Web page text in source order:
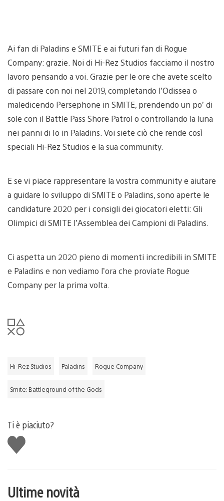
Ai fan di Paladins e SMITE e ai futuri fan di Rogue
Company: grazie. Noi di Hi-Rez Studios facciamo il nostro
lavoro pensando a voi. Grazie per le ore che avete scelto
di passare con noi nel 2019, completando l’Odissea o
maledicendo Persephone in SMITE, prendendo un po’ di
sole con il Battle Pass Shore Patrol o controllando la luna
nei panni di Io in Paladins. Voi siete ciò che rende così
speciali Hi-Rez Studios e la sua community.
E se vi piace rappresentare la vostra community e aiutare
a guidare lo sviluppo di SMITE o Paladins, sono aperte le
candidature 2020 per i consigli dei giocatori eletti: Gli
Olimpici di SMITE l’Assemblea dei Campioni di Paladins.
Ci aspetta un 2020 pieno di momenti incredibili in SMITE
e Paladins e non vediamo l’ora che proviate Rogue
Company per la prima volta.
Hi-Rez Studios Paladins Rogue Company
Smite: Battleground of the Gods
Ti è piaciuto?
Mi
piace
Ultime novità